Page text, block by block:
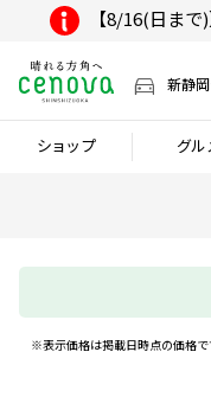
【8/16(日ま
新静
ショップ グル
※表示価格は掲載日時点の価格で